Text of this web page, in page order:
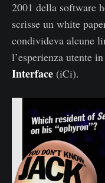
2001 della software
scrisse un white
condivideva alcune
l’esperienza utente
Interface (iCi).